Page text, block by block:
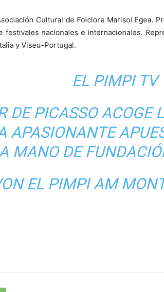
Cultural de Folclore Marisol Egea.
nacionales e internacionales.
y Viseu-Portugal.
EL PIMPI TV
DE PICASSO ACOGE
APASIONANTE
MANO DE
EL PIMPIAM